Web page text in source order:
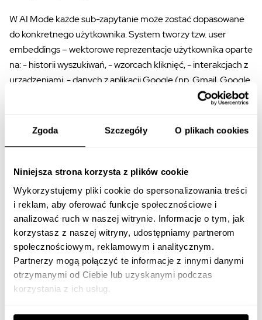
Zgoda Szczegóły O plikach cookies
Niniejsza strona korzysta z plików cookie
Wykorzystujemy pliki cookie do spersonalizowania treści
i reklam, aby oferować funkcje społecznościowe i
analizować ruch w naszej witrynie. Informacje o tym, jak
korzystasz z naszej witryny, udostępniamy partnerom
społecznościowym, reklamowym i analitycznym.
Partnerzy mogą połączyć te informacje z innymi danymi
otrzymanymi od Ciebie lub uzyskanymi podczas
korzystania z ich usług.
W AI Mode każde sub-zapytanie może zostać dopasowane
do konkretnego użytkownika. System tworzy tzw. user
embeddings – wektorowe reprezentacje użytkownika oparte
na: - historii wyszukiwań, - wzorcach kliknięć, - interakcjach z
urządzeniami, - danych z aplikacji Google (np. Gmail, Google
różni użytkownicy otrzymują odmienne wyniki mimo
zwiększa się trafność odpowiedzi,
rośnie efektywność informacyjna – mniej kliknięć,
szybsze decyzje.
Rola query fan out w AI Mode i AI
Overviews
Query fan out to technika umożliwiająca działanie zarówno